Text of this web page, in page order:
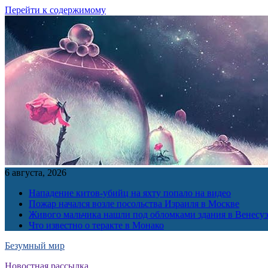
Перейти к содержимому
6 августа, 2026
Нападение китов-убийц на яхту попало на видео
Пожар начался возле посольства Израиля в Москве
Живого мальчика нашли под обломками здания в
Что известно о теракте в Монако
Безумный мир
Новостная рассылка